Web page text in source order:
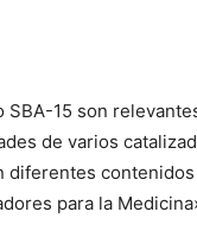
SBA-15 son
de varios
diferentes
para la